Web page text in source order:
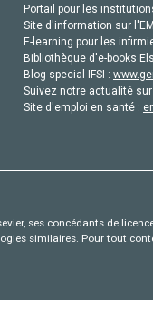
Portail pour les
Site d'information sur
E-learning pour les
Bibliothèque d'e-books
Blog special IFSI :
Suivez notre actualité
Site d'emploi en santé :
ses concédants de
similaires. Pour tout